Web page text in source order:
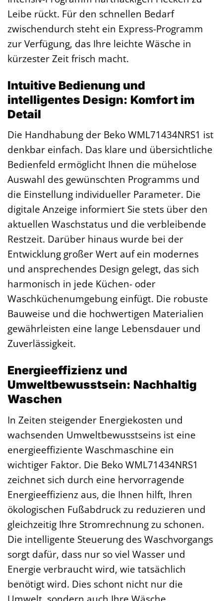
Leibe rückt. Für den schnellen Bedarf
zwischendurch steht ein Express-Programm
zur Verfügung, das Ihre leichte Wäsche in
kürzester Zeit frisch macht.
Intuitive Bedienung und
intelligentes Design: Komfort im
Detail
Die Handhabung der Beko WML71434NRS1 ist
denkbar einfach. Das klare und übersichtliche
Bedienfeld ermöglicht Ihnen die mühelose
Auswahl des gewünschten Programms und
die Einstellung individueller Parameter. Die
digitale Anzeige informiert Sie stets über den
aktuellen Waschstatus und die verbleibende
Restzeit. Darüber hinaus wurde bei der
Entwicklung großer Wert auf ein modernes
und ansprechendes Design gelegt, das sich
harmonisch in jede Küchen- oder
Waschküchenumgebung einfügt. Die robuste
Bauweise und die hochwertigen Materialien
gewährleisten eine lange Lebensdauer und
Zuverlässigkeit.
Energieeffizienz und
Umweltbewusstsein: Nachhaltig
Waschen
In Zeiten steigender Energiekosten und
wachsenden Umweltbewusstseins ist eine
energieeffiziente Waschmaschine ein
wichtiger Faktor. Die Beko WML71434NRS1
zeichnet sich durch eine hervorragende
Energieeffizienz aus, die Ihnen hilft, Ihren
ökologischen Fußabdruck zu reduzieren und
gleichzeitig Ihre Stromrechnung zu schonen.
Die intelligente Steuerung des Waschvorgangs
sorgt dafür, dass nur so viel Wasser und
Energie verbraucht wird, wie tatsächlich
benötigt wird. Dies schont nicht nur die